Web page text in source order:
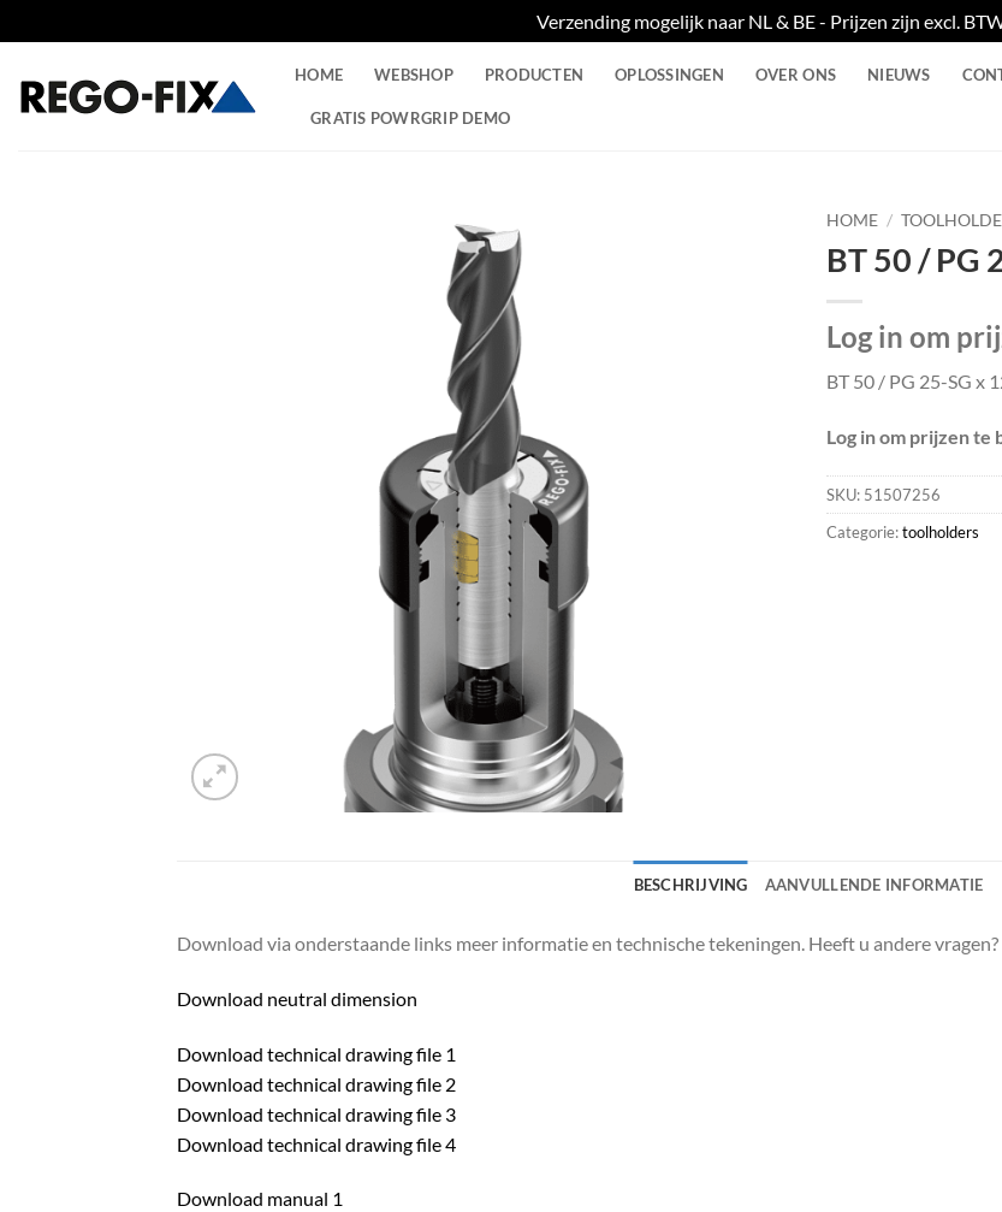
Verzending mogelijk naar NL & BE - Prijzen zijn excl.
naar
inhoud
HOME WEBSHOP PRODUCTEN OPLOSSINGEN OVER ONS NIEUWS
GRATIS POWRGRIP DEMO
HOME /
BT 50 / PG
Log in om
BT 50 / PG 25-SG x
Log in om prijzen te
SKU: 51507256
Categorie:toolholders
BESCHRIJVING AANVULLENDE INFORMATIE
Download via onderstaande links meer informatie en technische tekeningen. Heeft u andere
Download neutral dimension
Download technical drawing file 1
Download technical drawing file 2
Download technical drawing file 3
Download technical drawing file 4
Download manual 1